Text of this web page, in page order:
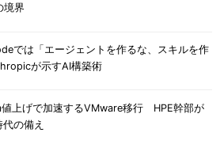
境界
では「エージェントを作るな、スキルを作
が示すAI構築術
上げで加速するVMware移行 HPE幹部が
の備え